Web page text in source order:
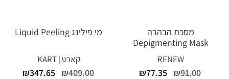
מסכת הבהרה
Depigmenting Mask
RENEW
₪91.00
המחיר₪77.35
מי פילינג Liquid Peeling
קארט | KART
₪409.00
המחיר₪347.65